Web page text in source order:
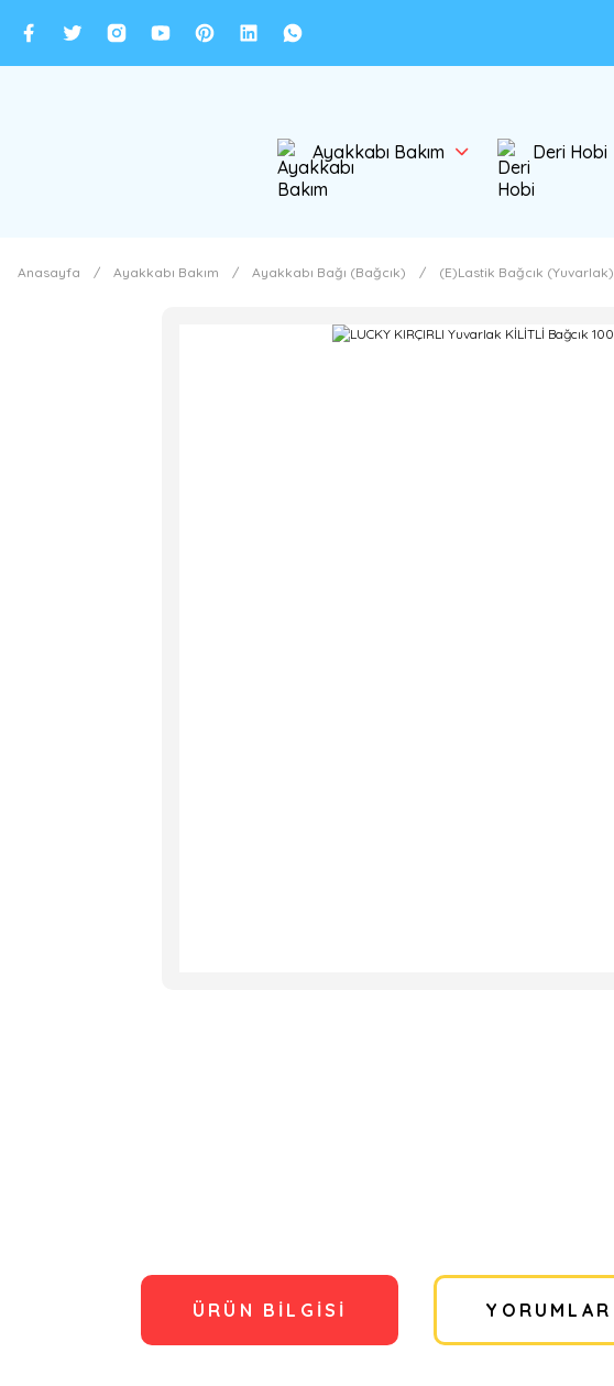
Ayakkabı Bakım Deri Hobi
Anasayfa Ayakkabı Bakım Ayakkabı Bağı (Bağcık) (E)Lastik Bağcık (Yuvarlak)
ÜRÜN BILGISI YORUMLAR